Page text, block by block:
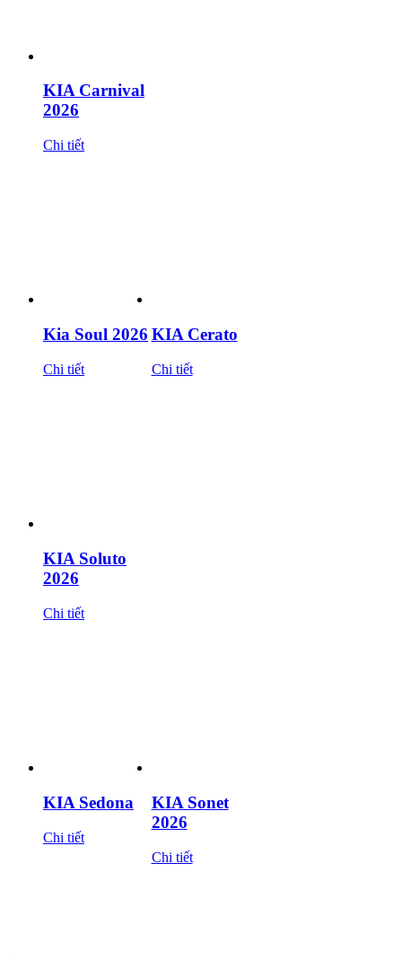
KIA Carnival
2026
Chi tiết
Kia Soul 2026
Chi tiết
KIA Cerato
Chi tiết
KIA Soluto
2026
Chi tiết
KIA Sedona
Chi tiết
KIA Sonet
2026
Chi tiết